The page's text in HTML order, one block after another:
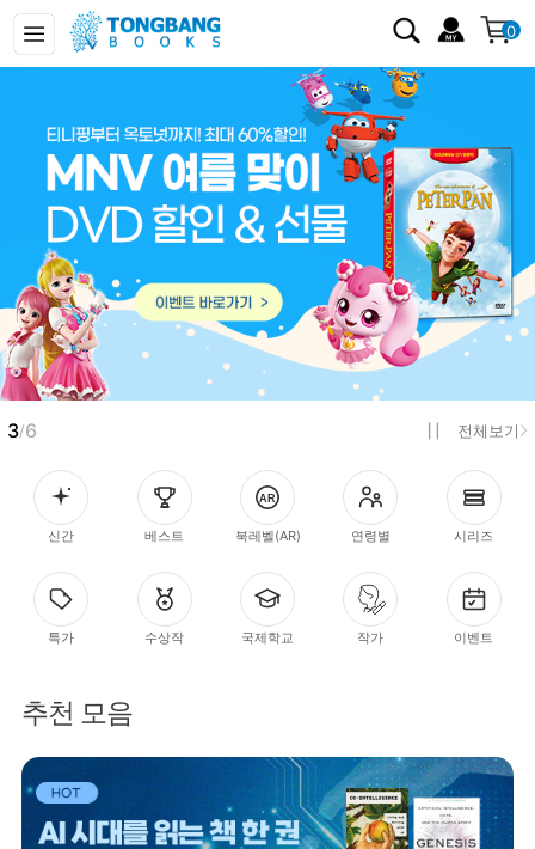
0
3/6 전체보기
신간 베스트 북레벨(AR) 연령별 시리즈
특가 수상작 국제학교 작가 이벤트
추천 모음